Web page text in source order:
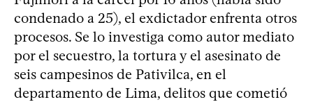
condenado a 25), el exdictador enfrenta otros
procesos. Se lo investiga como autor mediato
por el secuestro, la tortura y el asesinato de
seis campesinos de Pativilca, en el
departamento de Lima, delitos que cometió